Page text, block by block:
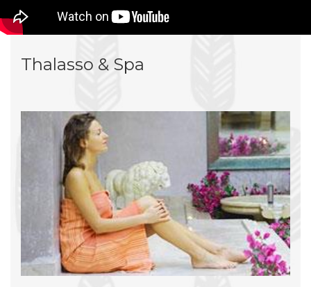
Thalasso & Spa